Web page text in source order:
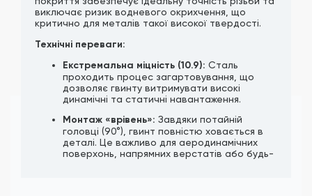
виключає ризик водневого окрихчення, що
критично для металів такої високої твердості.
Технічні переваги:
Екстремальна міцність (10.9): Сталь
проходить процес загартовування, що
дозволяє гвинту витримувати високі
динамічні та статичні навантаження.
Монтаж «врівень»: Завдяки потайній
головці (90°), гвинт повністю ховається в
деталі. Це важливо для аеродинамічних
поверхонь, напрямних верстатів або будь-